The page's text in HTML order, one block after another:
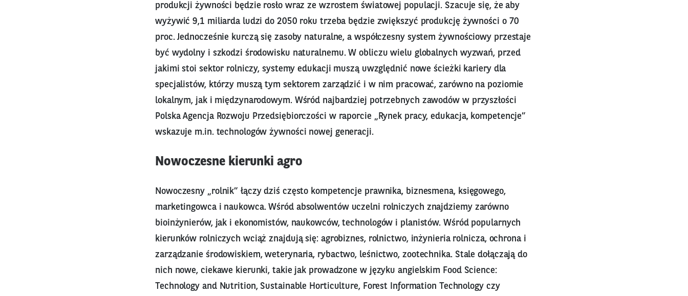
produkcji żywności będzie rosło wraz ze wzrostem światowej populacji. Szacuje się, że aby
wyżywić 9,1 miliarda ludzi do 2050 roku trzeba będzie zwiększyć produkcję żywności o 70
proc. Jednocześnie kurczą się zasoby naturalne, a współczesny system żywnościowy przestaje
być wydolny i szkodzi środowisku naturalnemu. W obliczu wielu globalnych wyzwań, przed
jakimi stoi sektor rolniczy, systemy edukacji muszą uwzględnić nowe ścieżki kariery dla
specjalistów, którzy muszą tym sektorem zarządzić i w nim pracować, zarówno na poziomie
lokalnym, jak i międzynarodowym. Wśród najbardziej potrzebnych zawodów w przyszłości
Polska Agencja Rozwoju Przedsiębiorczości w raporcie „Rynek pracy, edukacja, kompetencje”
wskazuje m.in. technologów żywności nowej generacji.
Nowoczesne kierunki agro
Nowoczesny „rolnik” łączy dziś często kompetencje prawnika, biznesmena, księgowego,
marketingowca i naukowca. Wśród absolwentów uczelni rolniczych znajdziemy zarówno
bioinżynierów, jak i ekonomistów, naukowców, technologów i planistów. Wśród popularnych
kierunków rolniczych wciąż znajdują się: agrobiznes, rolnictwo, inżynieria rolnicza, ochrona i
zarządzanie środowiskiem, weterynaria, rybactwo, leśnictwo, zootechnika. Stale dołączają do
nich nowe, ciekawe kierunki, takie jak prowadzone w języku angielskim Food Science:
Technology and Nutrition, Sustainable Horticulture, Forest Information Technology czy